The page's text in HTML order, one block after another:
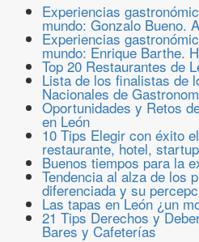
Experiencias
mundo: Gonzalo Bueno.
Experiencias
mundo: Enrique Barthe.
Top 20 Restaurantes de
Lista de los finalistas de
Nacionales de
Oportunidades y Retos
en León
10 Tips Elegir con éxito
restaurante, hotel, startup
Buenos tiempos para la
Tendencia al alza de los
diferenciada y su
Las tapas en León ¿un
21 Tips Derechos y
Bares y Cafeterías